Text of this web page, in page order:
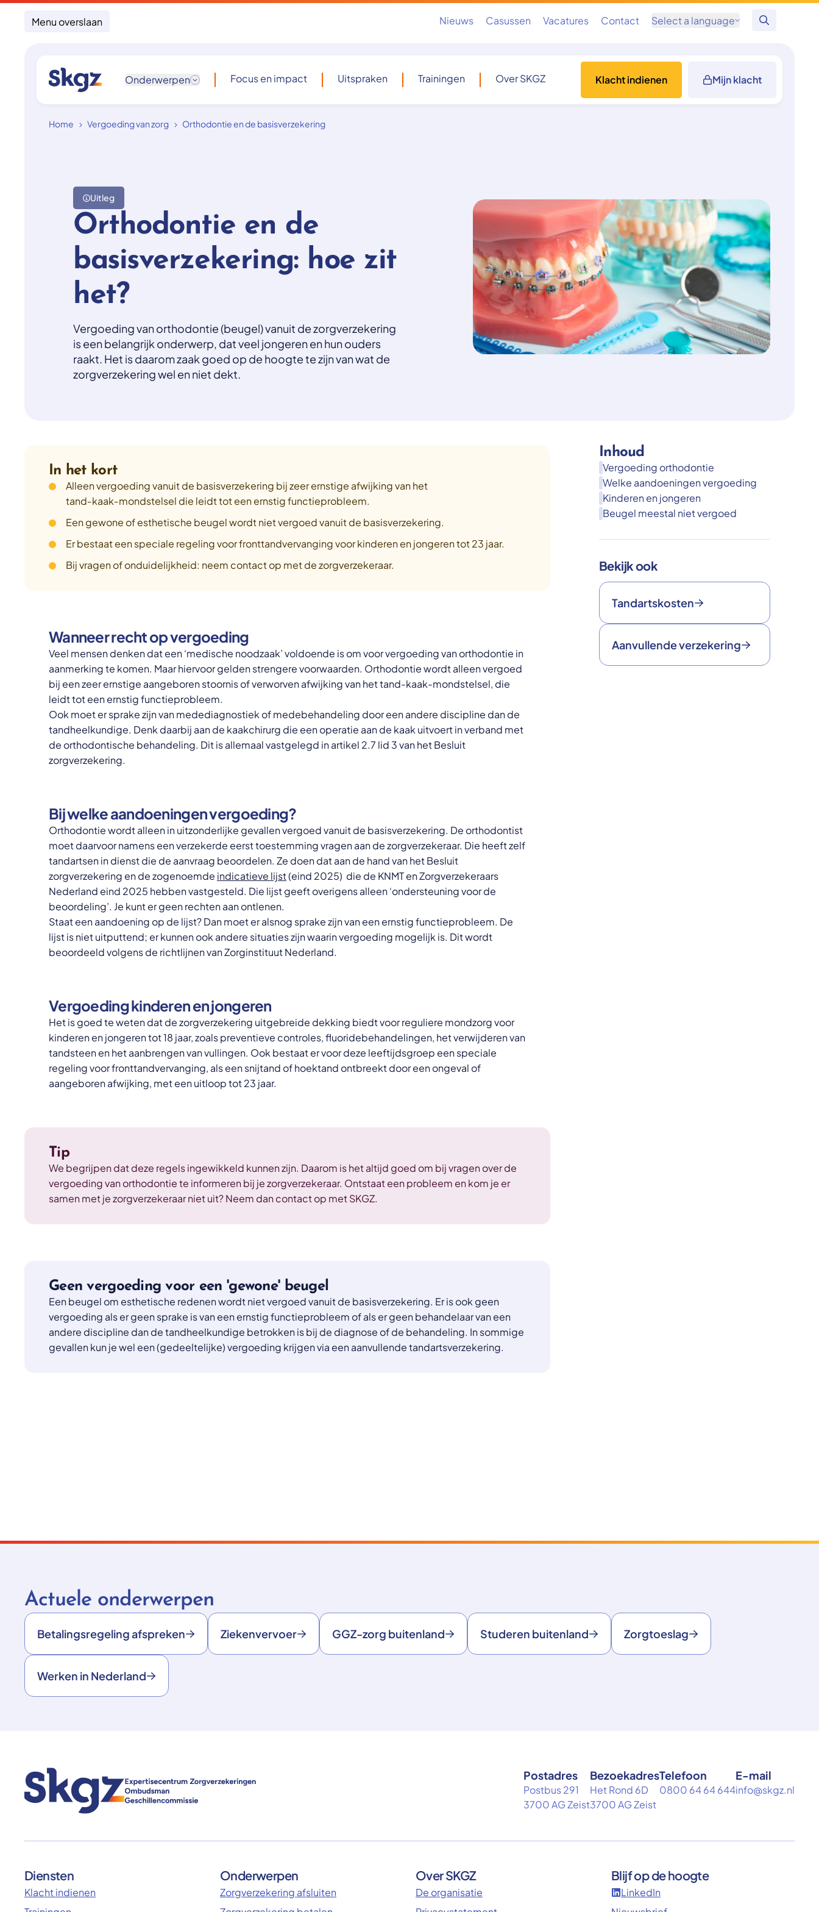
Menu overslaan Nieuws Casussen Vacatures Contact Select a language
Zoeken
Onderwerpen Focus en impact Uitspraken Trainingen Over SKGZ Klacht indienen Mijn klacht
Home Vergoeding van zorg Orthodontie en de basisverzekering
Orthodontie en de
basisverzekering: hoe zit
het?
Uitleg
Vergoeding van orthodontie (beugel) vanuit de zorgverzekering
is een belangrijk onderwerp, dat veel jongeren en hun ouders
raakt. Het is daarom zaak goed op de hoogte te zijn van wat de
zorgverzekering wel en niet dekt.
In het kort
Alleen vergoeding vanuit de basisverzekering bij zeer ernstige afwijking van het
tand‑kaak‑mondstelsel die leidt tot een ernstig functieprobleem.
Een gewone of esthetische beugel wordt niet vergoed vanuit de basisverzekering.
Er bestaat een speciale regeling voor fronttandvervanging voor kinderen en jongeren tot 23 jaar.
Bij vragen of onduidelijkheid: neem contact op met de zorgverzekeraar.
Wanneer recht op vergoeding
Veel mensen denken dat een ‘medische noodzaak’ voldoende is om voor vergoeding van orthodontie in
aanmerking te komen. Maar hiervoor gelden strengere voorwaarden. Orthodontie wordt alleen vergoed
bij een zeer ernstige aangeboren stoornis of verworven afwijking van het tand-kaak-mondstelsel, die
leidt tot een ernstig functieprobleem.
Ook moet er sprake zijn van medediagnostiek of medebehandeling door een andere discipline dan de
tandheelkundige. Denk daarbij aan de kaakchirurg die een operatie aan de kaak uitvoert in verband met
de orthodontische behandeling. Dit is allemaal vastgelegd in artikel 2.7 lid 3 van het Besluit
zorgverzekering.
Bij welke aandoeningen vergoeding?
Orthodontie wordt alleen in uitzonderlijke gevallen vergoed vanuit de basisverzekering. De orthodontist
moet daarvoor namens een verzekerde eerst toestemming vragen aan de zorgverzekeraar. Die heeft zelf
tandartsen in dienst die de aanvraag beoordelen. Ze doen dat aan de hand van het Besluit
zorgverzekering en de zogenoemde indicatieve lijst(eind 2025) die de KNMT en Zorgverzekeraars
Nederland eind 2025 hebben vastgesteld. Die lijst geeft overigens alleen ‘ondersteuning voor de
beoordeling’. Je kunt er geen rechten aan ontlenen.
Staat een aandoening op de lijst? Dan moet er alsnog sprake zijn van een ernstig functieprobleem. De
lijst is niet uitputtend; er kunnen ook andere situaties zijn waarin vergoeding mogelijk is. Dit wordt
beoordeeld volgens de richtlijnen van Zorginstituut Nederland.
Vergoeding kinderen en jongeren
Het is goed te weten dat de zorgverzekering uitgebreide dekking biedt voor reguliere mondzorg voor
kinderen en jongeren tot 18 jaar, zoals preventieve controles, fluoridebehandelingen, het verwijderen van
tandsteen en het aanbrengen van vullingen. Ook bestaat er voor deze leeftijdsgroep een speciale
regeling voor fronttandvervanging, als een snijtand of hoektand ontbreekt door een ongeval of
aangeboren afwijking, met een uitloop tot 23 jaar.
Tip
We begrijpen dat deze regels ingewikkeld kunnen zijn. Daarom is het altijd goed om bij vragen over de
vergoeding van orthodontie te informeren bij je zorgverzekeraar. Ontstaat een probleem en kom je er
samen met je zorgverzekeraar niet uit? Neem dan contact op met SKGZ.
Geen vergoeding voor een 'gewone' beugel
Een beugel om esthetische redenen wordt niet vergoed vanuit de basisverzekering. Er is ook geen
vergoeding als er geen sprake is van een ernstig functieprobleem of als er geen behandelaar van een
andere discipline dan de tandheelkundige betrokken is bij de diagnose of de behandeling. In sommige
gevallen kun je wel een (gedeeltelijke) vergoeding krijgen via een aanvullende tandartsverzekering.
Inhoud
Vergoeding orthodontie
Welke aandoeningen vergoeding
Kinderen en jongeren
Beugel meestal niet vergoed
Bekijk ook
Tandartskosten
Aanvullende verzekering
Actuele onderwerpen
Betalingsregeling afspreken Ziekenvervoer GGZ-zorg buitenland Studeren buitenland Zorgtoeslag
Werken in Nederland
Postadres
Postbus 291
3700 AG Zeist
Bezoekadres
Het Rond 6D
3700 AG Zeist
Telefoon
0800 64 64 644
E-mail
info@skgz.nl
Diensten
Klacht indienen
Onderwerpen
Zorgverzekering afsluiten
Over SKGZ
De organisatie
Blijf op de hoogte
LinkedIn